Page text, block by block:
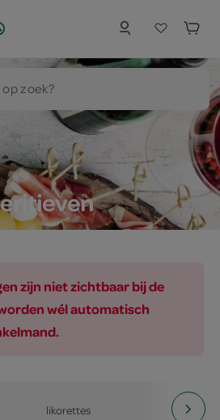
zoek?
zijn niet zichtbaar bij de
wél automatisch
likorettes premixen